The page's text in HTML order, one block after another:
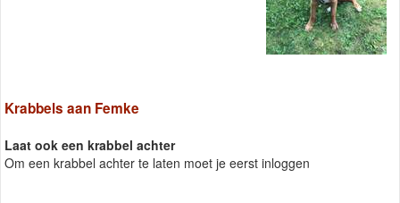
Krabbels aan Femke
Laat ook een krabbel achter
Om een krabbel achter te laten moet je eerst inloggen